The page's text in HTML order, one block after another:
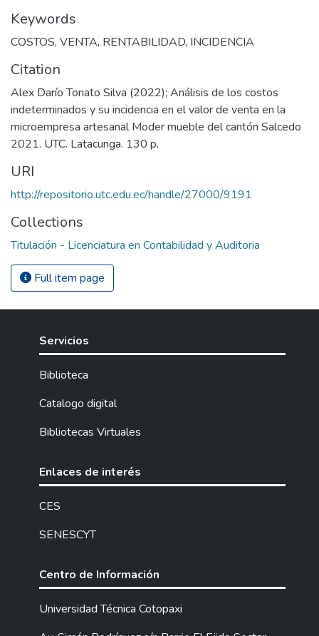
Keywords
COSTOS, VENTA, RENTABILIDAD, INCIDENCIA
Citation
Alex Darío Tonato Silva (2022); Análisis de los costos
indeterminados y su incidencia en el valor de venta en la
microempresa artesanal Moder mueble del cantón Salcedo
2021. UTC. Latacunga. 130 p.
URI
http://repositorio.utc.edu.ec/handle/27000/9191
Collections
Titulación - Licenciatura en Contabilidad y Auditoria
Full item page
Servicios
Biblioteca
Catalogo digital
Bibliotecas Virtuales
Enlaces de interés
CES
SENESCYT
Centro de Información
Universidad Técnica Cotopaxi